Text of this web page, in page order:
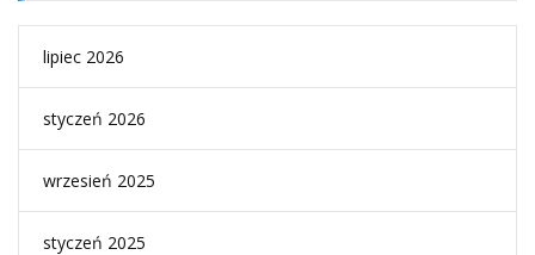
lipiec 2026
styczeń 2026
wrzesień 2025
styczeń 2025